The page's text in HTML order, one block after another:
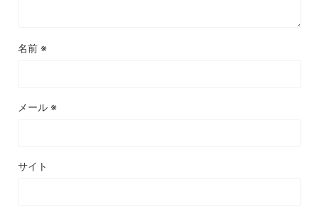
名前 ※
メール ※
サイト